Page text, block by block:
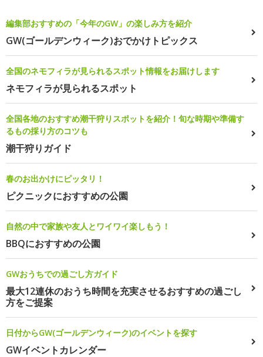
編集部おすすめの「今年のGW」の楽しみ方を紹介
GW(ゴールデンウィーク)おでかけトピックス
全国のネモフィラが見られるスポット情報をお届けします
ネモフィラが見られるスポット
全国各地のおすすめ潮干狩りスポットを紹介！旬な時期や準備す
るもの採り方のコツも
潮干狩りガイド
春のお出かけにピッタリ！
ピクニックにおすすめの公園
自然の中で家族や友人とワイワイ楽しもう！
BBQにおすすめの公園
GWおうちでの過ごし方ガイド
最大12連休のおうち時間を充実させるおすすめの過ごし
方をご提案
日付からGW(ゴールデンウィーク)のイベントを探す
GWイベントカレンダー